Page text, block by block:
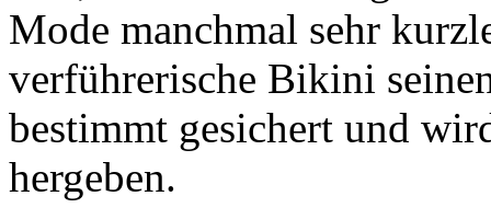
Mode manchmal sehr
verführerische Bikini
bestimmt gesichert und
hergeben.